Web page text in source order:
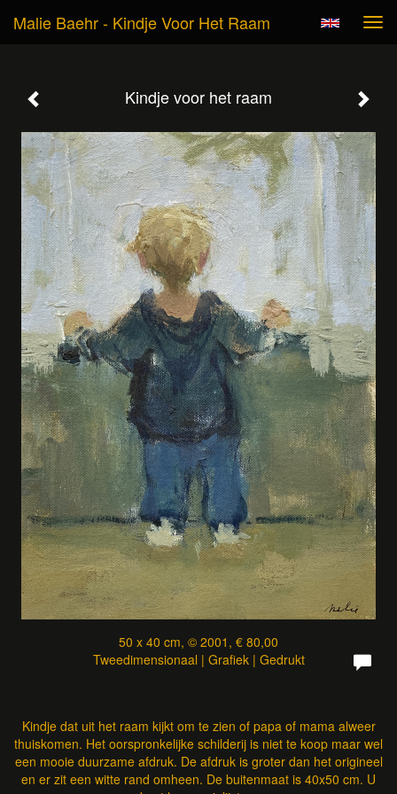
Malie Baehr - Kindje Voor Het Raam
Kindje voor het raam
50 x 40 cm, © 2001, € 80,00
Tweedimensionaal | Grafiek | Gedrukt
Kindje dat uit het raam kijkt om te zien of papa of mama alweer
thuiskomen. Het oorspronkelijke schilderij is niet te koop maar wel
een mooie duurzame afdruk. De afdruk is groter dan het origineel
en er zit een witte rand omheen. De buitenmaat is 40x50 cm. U